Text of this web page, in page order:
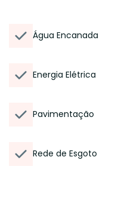
Água Encanada
Energia Elétrica
Pavimentação
Rede de Esgoto